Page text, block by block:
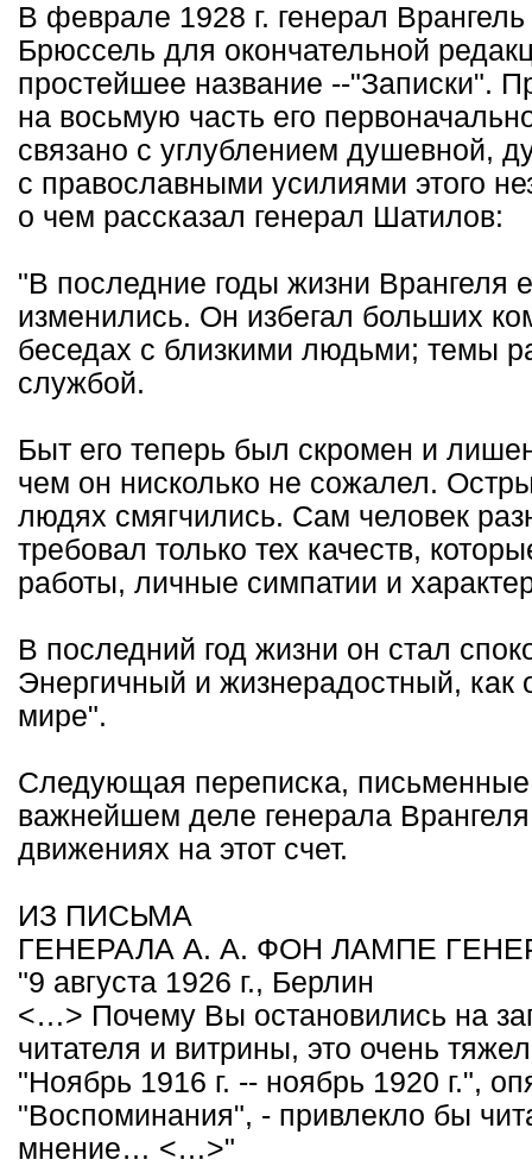
В феврале 1928 г. генерал
Брюссель для окончательной
простейшее название --"Записки".
на восьмую часть его
связано с углублением душевной,
с православными усилиями этого
о чем рассказал генерал Шатилов:
"В последние годы жизни Врангеля
изменились. Он избегал больших
беседах с близкими людьми; темы
службой.
Быт его теперь был скромен и
чем он нисколько не сожалел.
людях смягчились. Сам человек
требовал только тех качеств,
работы, личные симпатии и
В последний год жизни он стал
Энергичный и жизнерадостный,
мире".
Следующая переписка, письменные
важнейшем деле генерала
движениях на этот счет.
ИЗ ПИСЬМА
ГЕНЕРАЛА А. А. ФОН ЛАМПЕ
"9 августа 1926 г., Берлин
<…> Почему Вы остановились на
читателя и витрины, это очень
"Ноябрь 1916 г. -- ноябрь 1920 г.",
"Воспоминания", - привлекло бы
мнение… <…>"